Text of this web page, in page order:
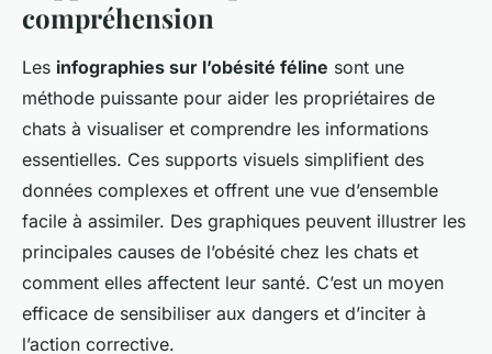
compréhension
Les infographies sur l’obésité féline sont une
méthode puissante pour aider les propriétaires de
chats à visualiser et comprendre les informations
essentielles. Ces supports visuels simplifient des
données complexes et offrent une vue d’ensemble
facile à assimiler. Des graphiques peuvent illustrer les
principales causes de l’obésité chez les chats et
comment elles affectent leur santé. C’est un moyen
efficace de sensibiliser aux dangers et d’inciter à
l’action corrective.